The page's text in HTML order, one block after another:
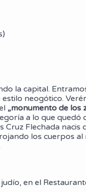
la capital.
neogótico.
„monumento de los
a lo que
Flechada nacis
los cuerpos
en el